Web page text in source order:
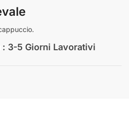
3-5 Giorni Lavorativi